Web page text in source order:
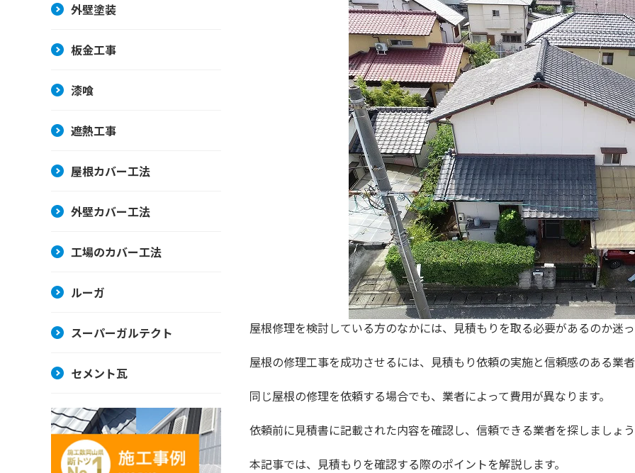
外壁塗装
板金工事
漆喰
遮熱工事
屋根カバー工法
外壁カバー工法
工場のカバー工法
ルーガ
スーパーガルテクト
セメント瓦
屋根修理を検討している方のなかには、見積もりを取る必要があるのか迷
屋根の修理工事を成功させるには、見積もり依頼の実施と信頼感のある業
同じ屋根の修理を依頼する場合でも、業者によって費用が異なります。
依頼前に見積書に記載された内容を確認し、信頼できる業者を探しましょ
本記事では、見積もりを確認する際のポイントを解説します。